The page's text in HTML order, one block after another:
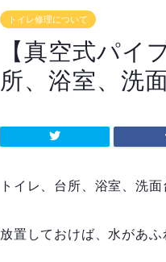
トイレ修理について
【真空式パイ
所、浴室、洗
トイレ、台所、浴室、洗
放置しておけば、水があ